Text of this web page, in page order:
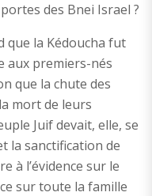
des Bnei Israel ?
que la Kédoucha fut
aux premiers-nés
que la chute des
mort de leurs
Juif devait, elle, se
la sanctification de
à l’évidence sur le
sur toute la famille